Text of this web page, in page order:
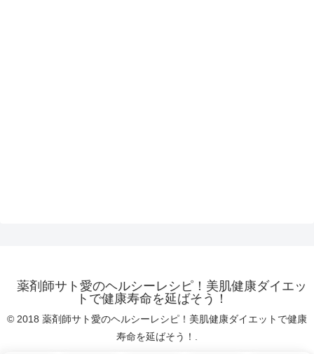
薬剤師サト愛のヘルシーレシピ！美肌健康ダイエッ
トで健康寿命を延ばそう！
© 2018 薬剤師サト愛のヘルシーレシピ！美肌健康ダイエットで健康
寿命を延ばそう！.